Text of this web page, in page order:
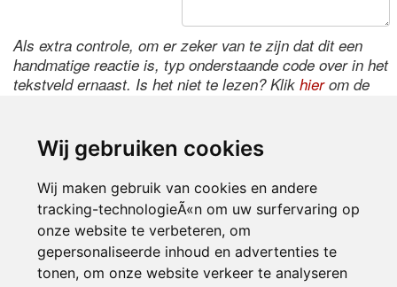
Wij gebruiken cookies
Wij maken gebruik van cookies en andere
tracking-technologieÃ«n om uw surfervaring op
onze website te verbeteren, om
gepersonaliseerde inhoud en advertenties te
tonen, om onze website verkeer te analyseren
Als extra controle, om er zeker van te zijn dat dit een
handmatige reactie is, typ onderstaande code over in het
tekstveld ernaast. Is het niet te lezen? Klik hierom de